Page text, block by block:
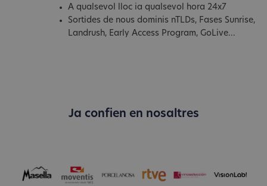
A qualsevol lloc ia qualsevol hora 24x7
Sortides de nous dominis nTLDs, Fases Sunrise,
Landrush, Early Access Program, GoLive...
Ja confien en nosaltres